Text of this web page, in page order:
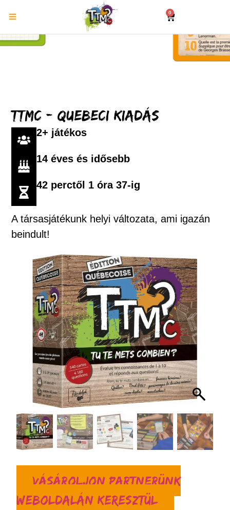
0
Vásároljon partnerünk
weboldalán keresztül
TTMC - Quebeci kiadás
2+ játékos
14 éves és idősebb
42 perctől 1 óra 37-ig
A társasjátékunk helyi változata, ami igazán
beindult!